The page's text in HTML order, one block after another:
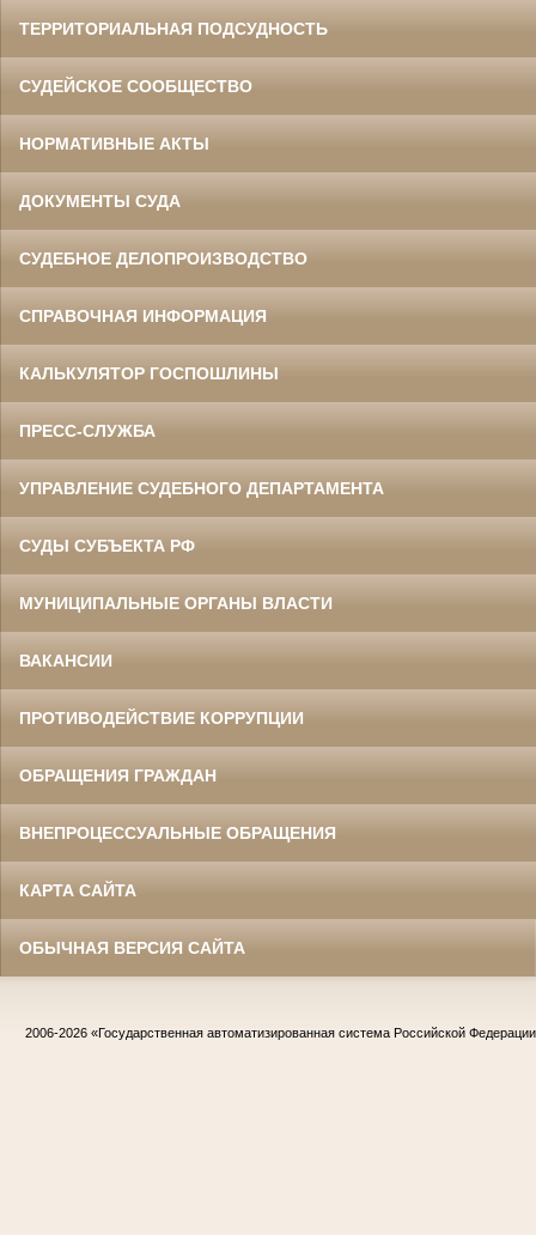
ТЕРРИТОРИАЛЬНАЯ ПОДСУДНОСТЬ
СУДЕЙСКОЕ СООБЩЕСТВО
НОРМАТИВНЫЕ АКТЫ
ДОКУМЕНТЫ СУДА
СУДЕБНОЕ ДЕЛОПРОИЗВОДСТВО
СПРАВОЧНАЯ ИНФОРМАЦИЯ
КАЛЬКУЛЯТОР ГОСПОШЛИНЫ
ПРЕСС-СЛУЖБА
УПРАВЛЕНИЕ СУДЕБНОГО ДЕПАРТАМЕНТА
СУДЫ СУБЪЕКТА РФ
МУНИЦИПАЛЬНЫЕ ОРГАНЫ ВЛАСТИ
ВАКАНСИИ
ПРОТИВОДЕЙСТВИЕ КОРРУПЦИИ
ОБРАЩЕНИЯ ГРАЖДАН
ВНЕПРОЦЕССУАЛЬНЫЕ ОБРАЩЕНИЯ
КАРТА САЙТА
ОБЫЧНАЯ ВЕРСИЯ САЙТА
2006-2026 «Государственная автоматизированная система Российской